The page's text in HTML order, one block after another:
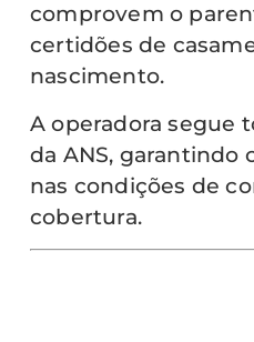
comprovem o
certidões de
nascimento.
A operadora segue
da ANS, garantindo
nas condições de
cobertura.